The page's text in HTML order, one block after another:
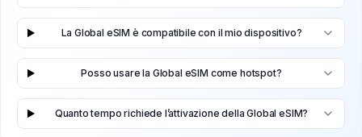
La Global eSIM è compatibile con il mio dispositivo?
Posso usare la Global eSIM come hotspot?
Quanto tempo richiede l’attivazione della Global eSIM?